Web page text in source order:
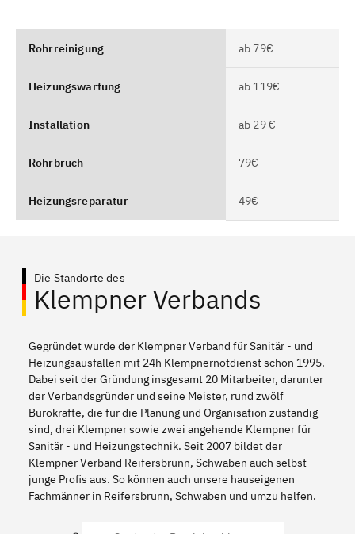
Rohrreinigung ab 79€
Heizungswartung ab 119€
Installation ab 29 €
Rohrbruch 79€
Heizungsreparatur 49€
Die Standorte des
Klempner Verbands
Gegründet wurde der Klempner Verband für Sanitär - und
Heizungsausfällen mit 24h Klempnernotdienst schon 1995.
Dabei seit der Gründung insgesamt 20 Mitarbeiter, darunter
der Verbandsgründer und seine Meister, rund zwölf
Bürokräfte, die für die Planung und Organisation zuständig
sind, drei Klempner sowie zwei angehende Klempner für
Sanitär - und Heizungstechnik. Seit 2007 bildet der
Klempner Verband Reifersbrunn, Schwaben auch selbst
junge Profis aus. So können auch unsere hauseigenen
Fachmänner in Reifersbrunn, Schwaben und umzu helfen.